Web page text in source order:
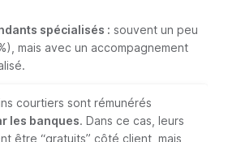
spécialisés : souvent un peu
mais avec un accompagnement
courtiers sont rémunérés
les banques. Dans ce cas, leurs
être “gratuits” côté client, mais